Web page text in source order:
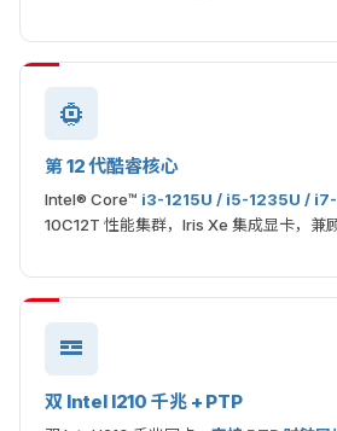
第 12 代酷睿核心
Intel® Core™ i3-1215U / i5-1235U /
10C12T 性能集群，Iris Xe 集成显卡，兼
双 Intel I210 千兆 + PTP